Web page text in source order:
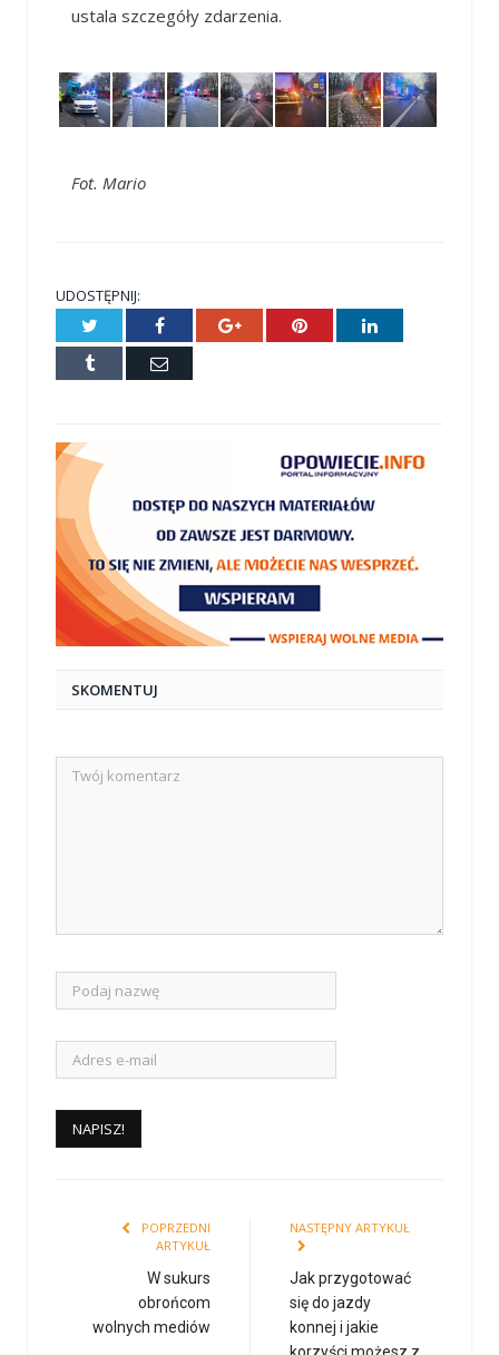
ustala szczegóły zdarzenia.
Fot. Mario
UDOSTĘPNIJ:
Twitter Facebook Google+ Pinterest LinkedIn
Tumblr
E-
SKOMENTUJ
POPRZEDNI
ARTYKUŁ
W sukurs
obrońcom
wolnych mediów
NASTĘPNY ARTYKUŁ
Jak przygotować
się do jazdy
konnej i jakie